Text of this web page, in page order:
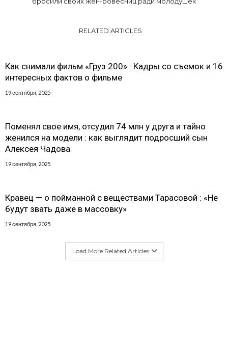
RELATED ARTICLES
Как снимали фильм «Груз 200» : Кадры со съемок и 16
интересных фактов о фильме
19 сентября, 2025
Поменял свое имя, отсудил 74 млн у друга и тайно
женился на модели : как выглядит подросший сын
Алексея Чадова
19 сентября, 2025
Кравец — о пойманной с веществами Тарасовой : «Не
будут звать даже в массовку»
19 сентября, 2025
Load More Related Articles